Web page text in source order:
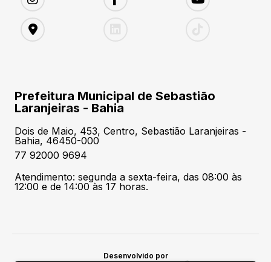
Prefeitura Municipal de Sebastião
Laranjeiras - Bahia
Dois de Maio, 453, Centro, Sebastião Laranjeiras -
Bahia, 46450-000
77 92000 9694
Atendimento: segunda a sexta-feira, das 08:00 às
12:00 e de 14:00 às 17 horas.
Desenvolvido por